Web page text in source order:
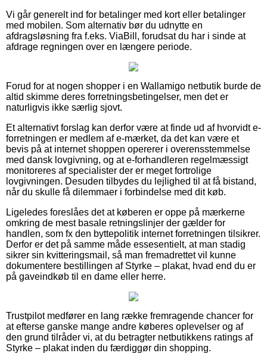
Vi går generelt ind for betalinger med kort eller betalinger
med mobilen. Som alternativ bør du udnytte en
afdragsløsning fra f.eks. ViaBill, forudsat du har i sinde at
afdrage regningen over en længere periode.
Forud for at nogen shopper i en Wallamigo netbutik burde de
altid skimme deres forretningsbetingelser, men det er
naturligvis ikke særlig sjovt.
Et alternativt forslag kan derfor være at finde ud af hvorvidt e-
forretningen er medlem af e-mærket, da det kan være et
bevis på at internet shoppen opererer i overensstemmelse
med dansk lovgivning, og at e-forhandleren regelmæssigt
monitoreres af specialister der er meget fortrolige
lovgivningen. Desuden tilbydes du lejlighed til at få bistand,
når du skulle få dilemmaer i forbindelse med dit køb.
Ligeledes foreslåes det at køberen er oppe på mærkerne
omkring de mest basale retningslinjer der gælder for
handlen, som fx den byttepolitik internet forretningen tilsikrer.
Derfor er det på samme måde essesentielt, at man stadig
sikrer sin kvitteringsmail, så man fremadrettet vil kunne
dokumentere bestillingen af Styrke – plakat, hvad end du er
på gaveindkøb til en dame eller herre.
Trustpilot medfører en lang række fremragende chancer for
at efterse ganske mange andre køberes oplevelser og af
den grund tilråder vi, at du betragter netbutikkens ratings af
Styrke – plakat inden du færdiggør din shopping.